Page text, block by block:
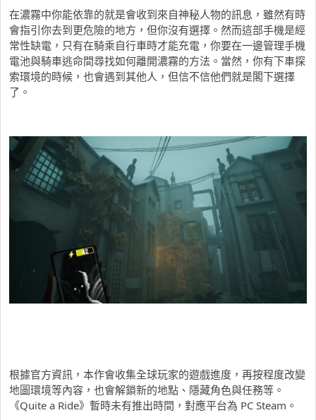
在濃霧中你能依靠的就是會收到來自神秘人物的訊息，雖然有時
會指引你去到更危險的地方，但你沒有選擇。然而這部手機是經
常性缺電，只有在騎乘自行車時才能充電，你要在一邊管理手機
電池與騎車逃命間尋找如何離開濃霧的方法。當然，你有下車探
索環境的時候，也會遇到其他人，但信不信他們就是閣下選擇
了。
根據官方資訊，本作會收集全球玩家的遊戲進度，再按程度改變
地圖環境等內容，也會解鎖新的地點、隱藏角色與任務等。
《Quite a Ride》暫時未有推出時間，對應平台為 PC Steam。